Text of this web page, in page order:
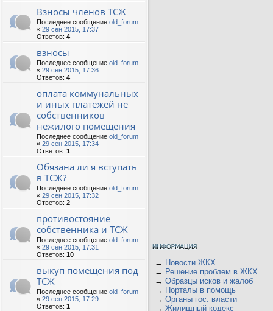
Взносы членов ТСЖ
Последнее сообщение old_forum
« 29 сен 2015, 17:37
Ответов: 4
взносы
Последнее сообщение old_forum
« 29 сен 2015, 17:36
Ответов: 4
оплата коммунальных
и иных платежей не
собственников
нежилого помещения
Последнее сообщение old_forum
« 29 сен 2015, 17:34
Ответов: 1
Обязана ли я вступать
в ТСЖ?
Последнее сообщение old_forum
« 29 сен 2015, 17:32
Ответов: 2
противостояние
собственника и ТСЖ
Последнее сообщение old_forum
« 29 сен 2015, 17:31
Ответов: 10
выкуп помещения под
ТСЖ
Последнее сообщение old_forum
« 29 сен 2015, 17:29
Ответов: 1
→ Новости ЖКХ
→ Решение проблем в ЖКХ
→ Образцы исков и жалоб
→ Порталы в помощь
→ Органы гос. власти
→ Жилищный кодекс